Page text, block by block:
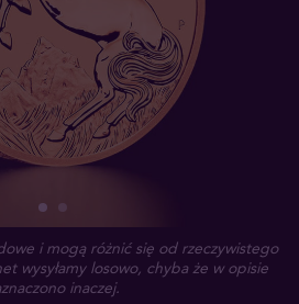
i mogą różnić się od rzeczywistego
wysyłamy losowo, chyba że w opisie
inaczej.